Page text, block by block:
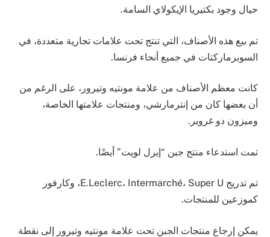
حيال وجود بكتيريا الإيكولاي السامة.
تم بيع هذه الأصناف، التي تنتج تحت علامات تجارية متعددة، في
السوبرماركتات في جميع أنحاء فرنسا.
كانت معظم الأصناف من علامة مونتيه وتيرور، على الرغم من
أن بعضها كان من إنترمارشي، ومنتجات علامتها الخاصة،
وميزون دو غروير.
تمت استدعاء منتج جبن “إيرل لويت” أيضًا.
تم تدريج E.Leclerc، Intermarché، Super U، وكارفور
كموزعين للمنتجات.
يمكن إرجاع منتجات الجبن تحت علامة مونتيه وتيرور إلى نقطة